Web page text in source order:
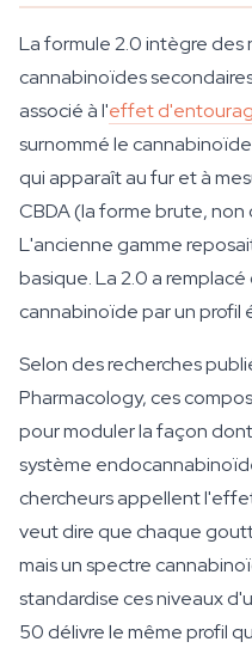
La formule 2.0 intègre des
cannabinoïdes
associé à l'effet
surnommé le
qui apparaît au fur et à
CBDA (la forme brute,
L'ancienne gamme
basique. La 2.0 a
cannabinoïde par un profil
Selon des recherches
Pharmacology, ces
pour moduler la façon
système
chercheurs appellent
veut dire que chaque
mais un spectre
standardise ces niveaux
50 délivre le même profil